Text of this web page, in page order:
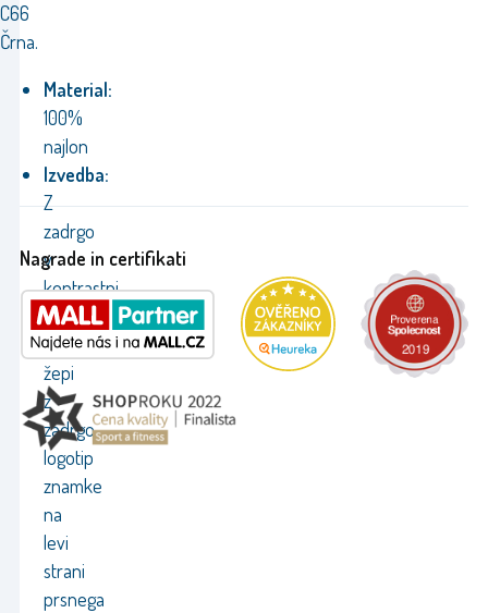
C66
Črna.
Material:
100%
najlon
Izvedba:
Z
zadrgo
v
kontrastni
barvi,
stranski
žepi
z
zadrgo,
logotip
znamke
na
levi
strani
prsnega
Nagrade in certifikati